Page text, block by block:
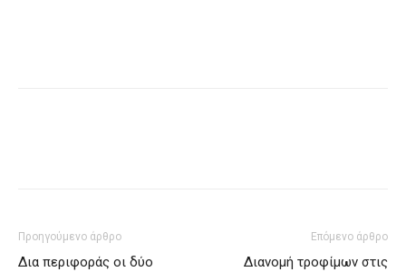
Προηγούμενο άρθρο
Δια περιφοράς οι δύο
Επόμενο άρθρο
Διανομή τροφίμων στις